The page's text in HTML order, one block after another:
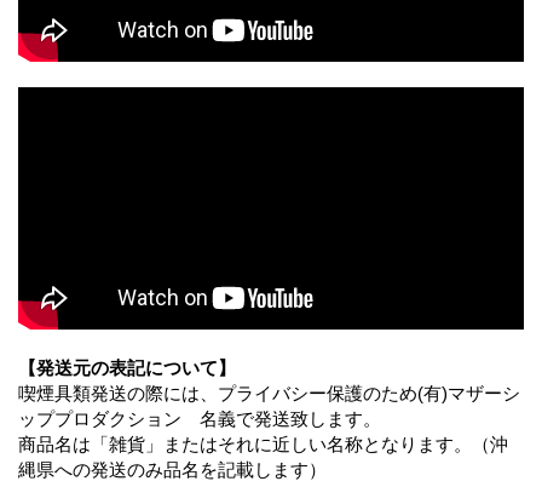
【発送元の表記について】
喫煙具類発送の際には、プライバシー保護のため(有)マザーシ
ッププロダクション 名義で発送致します。
商品名は「雑貨」またはそれに近しい名称となります。（沖
縄県への発送のみ品名を記載します）